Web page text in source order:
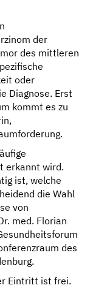
der
des mittleren
oder
Diagnose. Erst
kommt es zu
erkannt wird.
ist, welche
die Wahl
von
med. Florian
des
Eintritt ist frei.